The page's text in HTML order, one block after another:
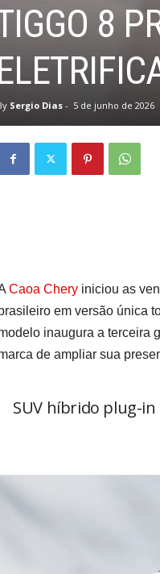
8
Sergio Dias- 5 de junho de 2026
Caoa Cheryiniciou as
brasileiro em versão única
inaugura a terceira
de ampliar sua
SUV híbrido plug-in